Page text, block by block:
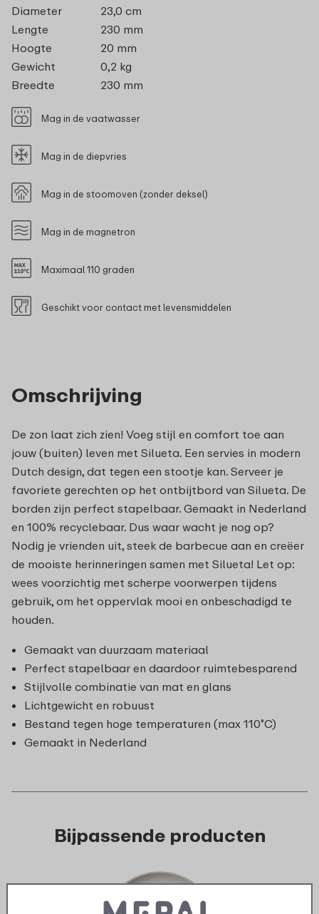
Omschrijving
De zon laat zich zien! Voeg stijl en comfort toe aan
jouw (buiten) leven met Silueta. Een servies in modern
Dutch design, dat tegen een stootje kan. Serveer je
favoriete gerechten op het ontbijtbord van Silueta. De
borden zijn perfect stapelbaar. Gemaakt in Nederland
en 100% recyclebaar. Dus waar wacht je nog op?
Nodig je vrienden uit, steek de barbecue aan en creëer
de mooiste herinneringen samen met Silueta! Let op:
wees voorzichtig met scherpe voorwerpen tijdens
gebruik, om het oppervlak mooi en onbeschadigd te
houden.
Gemaakt van duurzaam materiaal
Perfect stapelbaar en daardoor ruimtebesparend
Stijlvolle combinatie van mat en glans
Lichtgewicht en robuust
Bestand tegen hoge temperaturen (max 110˚C)
Gemaakt in Nederland
Diameter
23,0 cm
Lengte
230 mm
Hoogte
20 mm
Gewicht
0,2 kg
Breedte
230 mm
Mag in de vaatwasser
Mag in de diepvries
Mag in de stoomoven (zonder deksel)
Mag in de magnetron
Maximaal 110 graden
Geschikt voor contact met levensmiddelen
Bijpassende producten